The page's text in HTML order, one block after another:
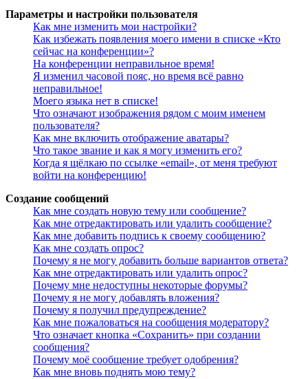
Параметры и настройки пользователя
Как мне изменить мои настройки?
Как избежать появления моего имени в списке «Кто
сейчас на конференции»?
На конференции неправильное время!
Я изменил часовой пояс, но время всё равно
неправильное!
Моего языка нет в списке!
Что означают изображения рядом с моим именем
пользователя?
Как мне включить отображение аватары?
Что такое звание и как я могу изменить его?
Когда я щёлкаю по ссылке «email», от меня требуют
войти на конференцию!
Создание сообщений
Как мне создать новую тему или сообщение?
Как мне отредактировать или удалить сообщение?
Как мне добавить подпись к своему сообщению?
Как мне создать опрос?
Почему я не могу добавить больше вариантов ответа?
Как мне отредактировать или удалить опрос?
Почему мне недоступны некоторые форумы?
Почему я не могу добавлять вложения?
Почему я получил предупреждение?
Как мне пожаловаться на сообщения модератору?
Что означает кнопка «Сохранить» при создании
сообщения?
Почему моё сообщение требует одобрения?
Как мне вновь поднять мою тему?